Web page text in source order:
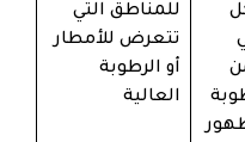
للمناطق التي
تتعرض للأمطار
أو الرطوبة
العالية